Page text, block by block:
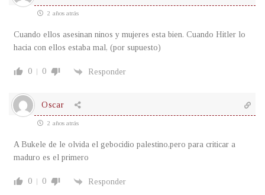
2 años atrás
Cuando ellos asesinan ninos y mujeres esta bien. Cuando Hitler lo
hacia con ellos estaba mal, (por supuesto)
0 0 Responder
Oscar
2 años atrás
A Bukele de le olvida el gebocidio palestino,pero para criticar a
maduro es el primero
0 0 Responder